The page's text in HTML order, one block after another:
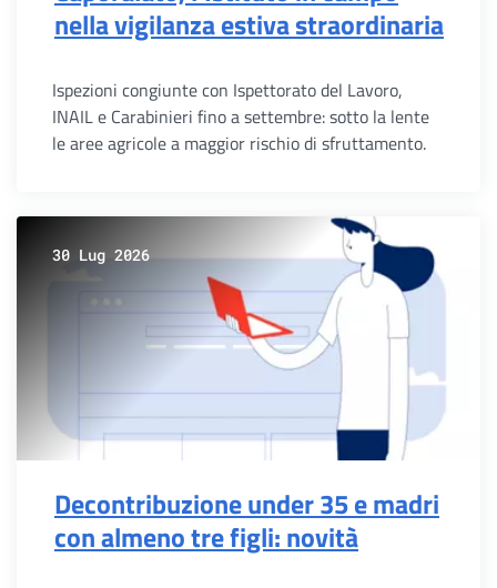
nella vigilanza estiva straordinaria
Ispezioni congiunte con Ispettorato del Lavoro,
INAIL e Carabinieri fino a settembre: sotto la lente
le aree agricole a maggior rischio di sfruttamento.
30 Lug 2026
Decontribuzione under 35 e madri
con almeno tre figli: novità